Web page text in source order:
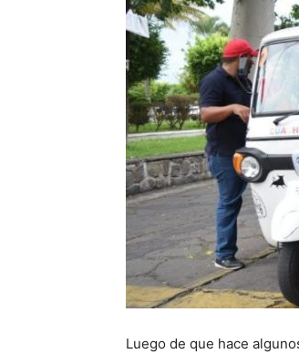
Luego de que hace